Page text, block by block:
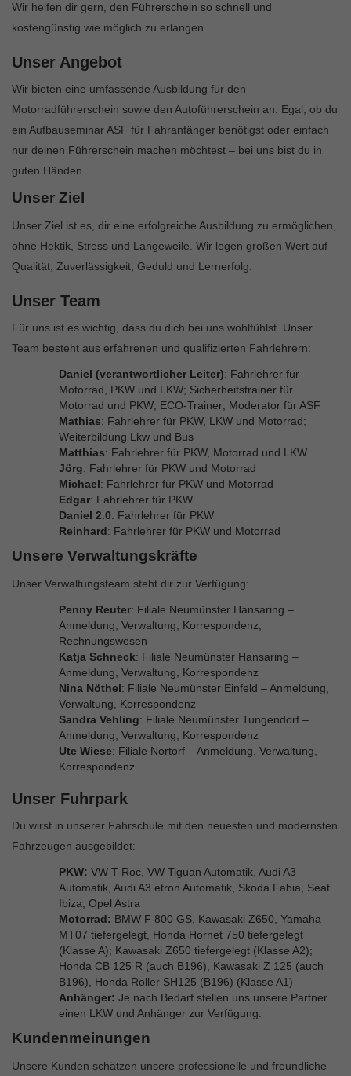
Wir helfen dir gern, den Führerschein so schnell und
kostengünstig wie möglich zu erlangen.
Unser Angebot
Wir bieten eine umfassende Ausbildung für den
Motorradführerschein sowie den Autoführerschein an. Egal, ob du
ein Aufbauseminar ASF für Fahranfänger benötigst oder einfach
nur deinen Führerschein machen möchtest – bei uns bist du in
guten Händen.
Unser Ziel
Unser Ziel ist es, dir eine erfolgreiche Ausbildung zu ermöglichen,
ohne Hektik, Stress und Langeweile. Wir legen großen Wert auf
Qualität, Zuverlässigkeit, Geduld und Lernerfolg.
Unser Team
Für uns ist es wichtig, dass du dich bei uns wohlfühlst. Unser
Team besteht aus erfahrenen und qualifizierten Fahrlehrern:
Daniel (verantwortlicher Leiter): Fahrlehrer für
Motorrad, PKW und LKW; Sicherheitstrainer für
Motorrad und PKW; ECO-Trainer; Moderator für ASF
Mathias: Fahrlehrer für PKW, LKW und Motorrad;
Weiterbildung Lkw und Bus
Matthias: Fahrlehrer für PKW, Motorrad und LKW
Jörg: Fahrlehrer für PKW und Motorrad
Michael: Fahrlehrer für PKW und Motorrad
Edgar: Fahrlehrer für PKW
Daniel 2.0: Fahrlehrer für PKW
Reinhard: Fahrlehrer für PKW und Motorrad
Unsere Verwaltungskräfte
Unser Verwaltungsteam steht dir zur Verfügung:
Penny Reuter: Filiale Neumünster Hansaring –
Anmeldung, Verwaltung, Korrespondenz,
Rechnungswesen
Katja Schneck: Filiale Neumünster Hansaring –
Anmeldung, Verwaltung, Korrespondenz
Nina Nöthel: Filiale Neumünster Einfeld – Anmeldung,
Verwaltung, Korrespondenz
Sandra Vehling: Filiale Neumünster Tungendorf –
Anmeldung, Verwaltung, Korrespondenz
Ute Wiese: Filiale Nortorf – Anmeldung, Verwaltung,
Korrespondenz
Unser Fuhrpark
Du wirst in unserer Fahrschule mit den neuesten und modernsten
Fahrzeugen ausgebildet:
PKW: VW T-Roc, VW Tiguan Automatik, Audi A3
Automatik, Audi A3 etron Automatik, Skoda Fabia, Seat
Ibiza, Opel Astra
Motorrad: BMW F 800 GS, Kawasaki Z650, Yamaha
MT07 tiefergelegt, Honda Hornet 750 tiefergelegt
(Klasse A); Kawasaki Z650 tiefergelegt (Klasse A2);
Honda CB 125 R (auch B196), Kawasaki Z 125 (auch
B196), Honda Roller SH125 (B196) (Klasse A1)
Anhänger: Je nach Bedarf stellen uns unsere Partner
einen LKW und Anhänger zur Verfügung.
Kundenmeinungen
Unsere Kunden schätzen unsere professionelle und freundliche